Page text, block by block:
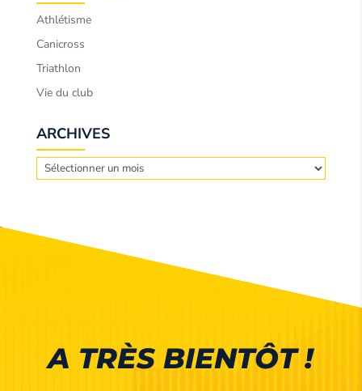
Athlétisme
Canicross
Triathlon
Vie du club
ARCHIVES
Archives
A TRÈS BIENTÔT !